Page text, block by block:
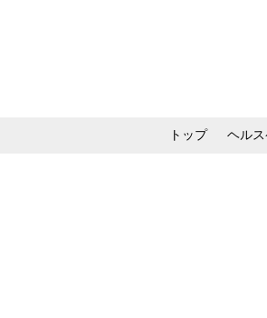
トップ ヘル